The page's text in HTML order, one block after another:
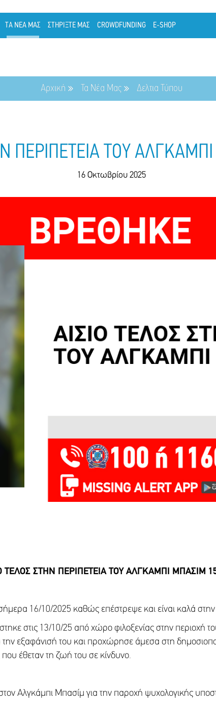
ΤΑ ΝΕΑ ΜΑΣ ΣΤΗΡΙΞΤΕ ΜΑΣ CROWDFUNDING E-SHOP
Αρχική Τα Νέα Μας Δελτια Τύπου
ΠΕΡΙΠΕΤΕΙΑ ΤΟΥ
16 Οκτωβρίου 2025
ΤΕΛΟΣ ΣΤΗΝ ΠΕΡΙΠΕΤΕΙΑ ΤΟΥ ΑΛΓΚΑΜΠΙ ΜΠΑΣΙΜ
16/10/2025 καθώς επέστρεψε και είναι καλά στην
στις 13/10/25 από χώρο φιλοξενίας στην περιοχή
εξαφάνισή του και προχώρησε άμεσα στη
έθεταν τη ζωή του σε κίνδυνο.
Αλγκάμπι Μπασίμ για την παροχή ψυχολογικής